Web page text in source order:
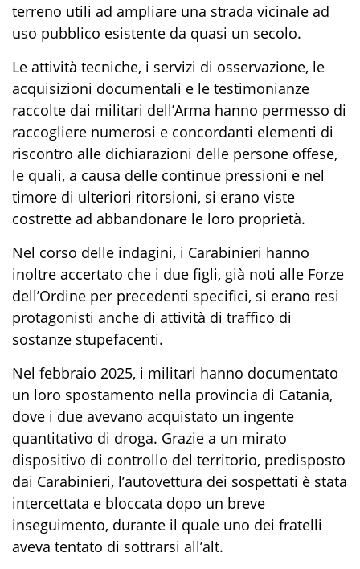
terreno utili ad ampliare una strada vicinale ad
uso pubblico esistente da quasi un secolo.
Le attività tecniche, i servizi di osservazione, le
acquisizioni documentali e le testimonianze
raccolte dai militari dell’Arma hanno permesso di
raccogliere numerosi e concordanti elementi di
riscontro alle dichiarazioni delle persone offese,
le quali, a causa delle continue pressioni e nel
timore di ulteriori ritorsioni, si erano viste
costrette ad abbandonare le loro proprietà.
Nel corso delle indagini, i Carabinieri hanno
inoltre accertato che i due figli, già noti alle Forze
dell’Ordine per precedenti specifici, si erano resi
protagonisti anche di attività di traffico di
sostanze stupefacenti.
Nel febbraio 2025, i militari hanno documentato
un loro spostamento nella provincia di Catania,
dove i due avevano acquistato un ingente
quantitativo di droga. Grazie a un mirato
dispositivo di controllo del territorio, predisposto
dai Carabinieri, l’autovettura dei sospettati è stata
intercettata e bloccata dopo un breve
inseguimento, durante il quale uno dei fratelli
aveva tentato di sottrarsi all’alt.